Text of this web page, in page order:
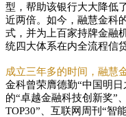
型，帮助该银行大大降低
近两倍。如今，融慧金科
式，并为上百家持牌金融
统四大体系在内全流程信
成立三年多的时间，融慧
金科曾荣膺德勤“中国明
的“卓越金融科技创新奖”
TOP30”、互联网周刊“智